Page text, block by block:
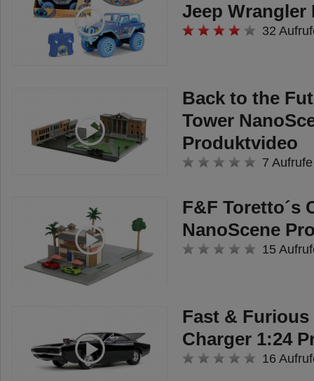
Jeep Wrangler
32
Back to the
Tower
Produktvideo
7 Aufrufe
F&F Toretto´s
NanoScene
15
Fast & Furious
Charger 1:24
16